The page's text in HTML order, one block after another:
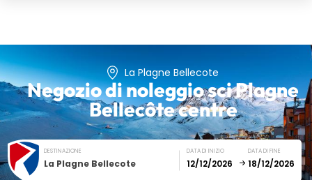
La Plagne Bellecote
Negozio di noleggio sciPlagne
Bellecôte centre
DESTINAZIONE
La Plagne Bellecote
DATA DI INIZIO DATA DI FINE